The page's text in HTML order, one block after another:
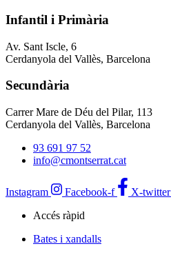
Infantil i Primària
Av. Sant Iscle, 6
Cerdanyola del Vallès, Barcelona
Secundària
Carrer Mare de Déu del Pilar, 113
Cerdanyola del Vallès, Barcelona
93 691 97 52
info@cmontserrat.cat
Instagram Facebook-f
X-twitter
Accés ràpid
Bates i xandalls